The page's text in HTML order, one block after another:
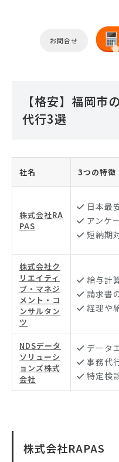
お問合せ
【格安】福岡市
代行3選
社名 3つの特徴
株式会社RA
PAS
日本最
アンケ
短納期
株式会社ク
リエイティ
ブ・マネジ
メント・コ
ンサルタン
ツ
給与計
請求書
経理や
NDSデータ
ソリューシ
ョンズ株式
会社
データ
事務代
特定検
株式会社RAPAS